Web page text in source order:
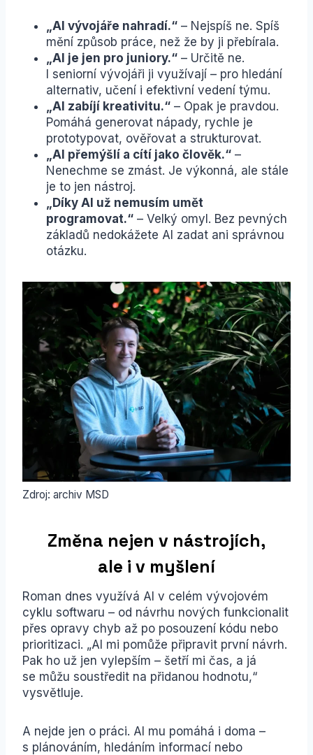
„AI vývojáře nahradí.“ – Nejspíš ne. Spíš
mění způsob práce, než že by ji přebírala.
„AI je jen pro juniory.“ – Určitě ne.
I seniorní vývojáři ji využívají – pro hledání
alternativ, učení i efektivní vedení týmu.
„AI zabíjí kreativitu.“ – Opak je pravdou.
Pomáhá generovat nápady, rychle je
prototypovat, ověřovat a strukturovat.
„AI přemýšlí a cítí jako člověk.“ –
Nenechme se zmást. Je výkonná, ale stále
je to jen nástroj.
„Díky AI už nemusím umět
programovat.“ – Velký omyl. Bez pevných
základů nedokážete AI zadat ani správnou
otázku.
Zdroj: archiv MSD
Změna nejen v nástrojích,
ale i v myšlení
Roman dnes využívá AI v celém vývojovém
cyklu softwaru – od návrhu nových funkcionalit
přes opravy chyb až po posouzení kódu nebo
prioritizaci. „AI mi pomůže připravit první návrh.
Pak ho už jen vylepším – šetří mi čas, a já
se můžu soustředit na přidanou hodnotu,“
vysvětluje.
A nejde jen o práci. AI mu pomáhá i doma –
s plánováním, hledáním informací nebo